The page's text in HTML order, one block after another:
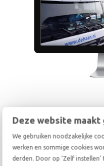
Deze website maakt
We gebruiken noodzakelijke
werken en sommige cookies
derden. Door op 'Zelf instellen'
De Haan |
meer dan 245
De Haan Internationale